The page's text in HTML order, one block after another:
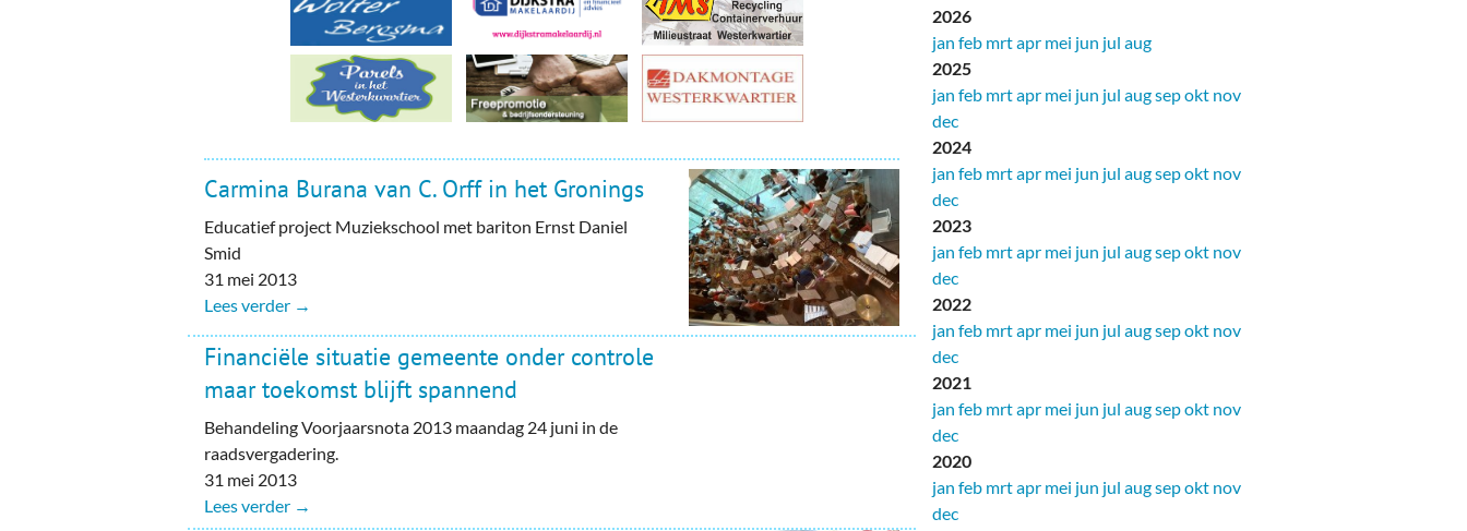
Bedrijven in de Regio Zuidhorn
Bedrijven van Vroeger
Carmina Burana van C. Orff in het Gronings
Educatief project Muziekschool met bariton Ernst Daniel
Smid
31 mei 2013
Lees verder →
Financiële situatie gemeente onder controle
maar toekomst blijft spannend
Behandeling Voorjaarsnota 2013 maandag 24 juni in de
raadsvergadering.
31 mei 2013
Lees verder →
2026
jan feb mrtapr mei jun jul aug
2025
jan feb mrtapr mei jun jul augsepokt nov
dec
2024
jan feb mrtapr mei jun jul augsepokt nov
dec
2023
jan feb mrtapr mei jun jul augsepokt nov
dec
2022
jan feb mrtapr mei jun jul augsepokt nov
dec
2021
jan feb mrtapr mei jun jul augsepokt nov
dec
2020
jan feb mrtapr mei jun jul augsepokt nov
dec